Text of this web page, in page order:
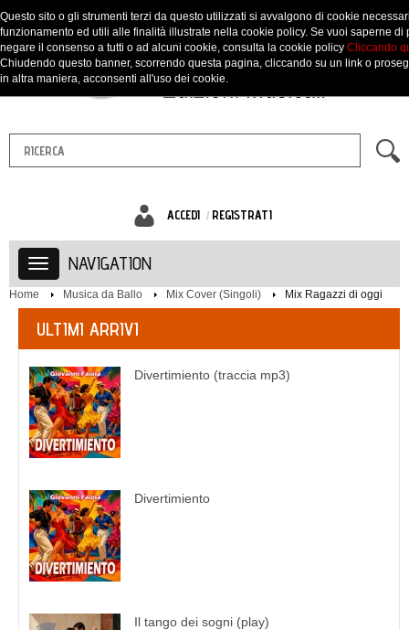
ACCEDI REGISTRATI
NAVIGATION
Home Musica da Ballo Mix Cover (Singoli) Mix Ragazzi di oggi
ULTIMI ARRIVI
Divertimiento (traccia mp3)
Divertimiento
Il tango dei sogni (play)
Questo sito o gli strumenti terzi da questo utilizzati si avvalgono di cookie
funzionamento ed utili alle finalità illustrate nella cookie policy. Se vuoi saperne di
negare il consenso a tutti o ad alcuni cookie, consulta la cookie policy Cliccando
Chiudendo questo banner, scorrendo questa pagina, cliccando su un link o
in altra maniera, acconsenti all'uso dei cookie.